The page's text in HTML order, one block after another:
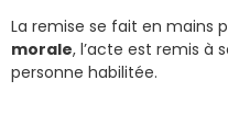
La remise se fait en mains
morale, l’acte est remis à
personne habilitée.